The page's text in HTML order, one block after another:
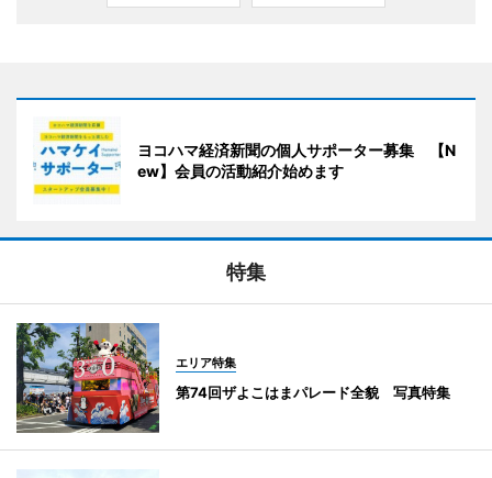
ヨコハマ経済新聞の個人サポーター募集 【N
ew】会員の活動紹介始めます
特集
エリア特集
第74回ザよこはまパレード全貌 写真特集